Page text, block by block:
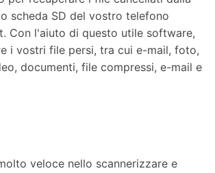
scheda SD del vostro telefono
Con l'aiuto di questo utile software,
i vostri file persi, tra cui e-mail, foto,
documenti, file compressi, e-mail e
veloce nello scannerizzare e